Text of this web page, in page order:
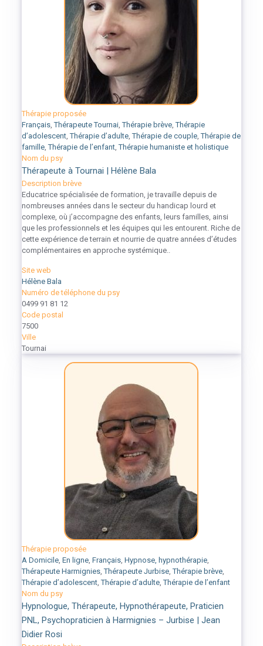
Nom du psy
Thérapeute à Tournai | Hélène Bala
Thérapie proposée
Français,Thérapeute Tournai,Thérapie brève,Thérapie
d’adolescent,Thérapie d’adulte,Thérapie de couple,Thérapie de
famille,Thérapie de l’enfant,Thérapie humaniste et holistique
Description brève
Educatrice spécialisée de formation, je travaille depuis de
nombreuses années dans le secteur du handicap lourd et
complexe, où j’accompagne des enfants, leurs familles, ainsi
que les professionnels et les équipes qui les entourent. Riche de
cette expérience de terrain et nourrie de quatre années d’études
complémentaires en approche systémique..
Site web
Hélène Bala
Numéro de téléphone du psy
0499 91 81 12
Code postal
7500
Ville
Tournai
Nom du psy
Hypnologue, Thérapeute, Hypnothérapeute, Praticien
PNL, Psychopraticien à Harmignies – Jurbise | Jean
Didier Rosi
Thérapie proposée
A Domicile, En ligne, Français, Hypnose, hypnothérapie,
Thérapeute Harmignies,Thérapeute Jurbise,Thérapie brève,
Thérapie d’adolescent,Thérapie d’adulte,Thérapie de l’enfant